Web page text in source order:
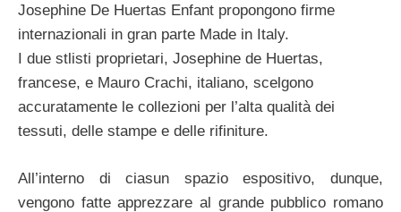
Josephine De Huertas Enfant propongono firme
internazionali in gran parte Made in Italy.
I due stlisti proprietari, Josephine de Huertas,
francese, e Mauro Crachi, italiano, scelgono
accuratamente le collezioni per l’alta qualità dei
tessuti, delle stampe e delle rifiniture.
All’interno di ciasun spazio espositivo, dunque,
vengono fatte apprezzare al grande pubblico romano